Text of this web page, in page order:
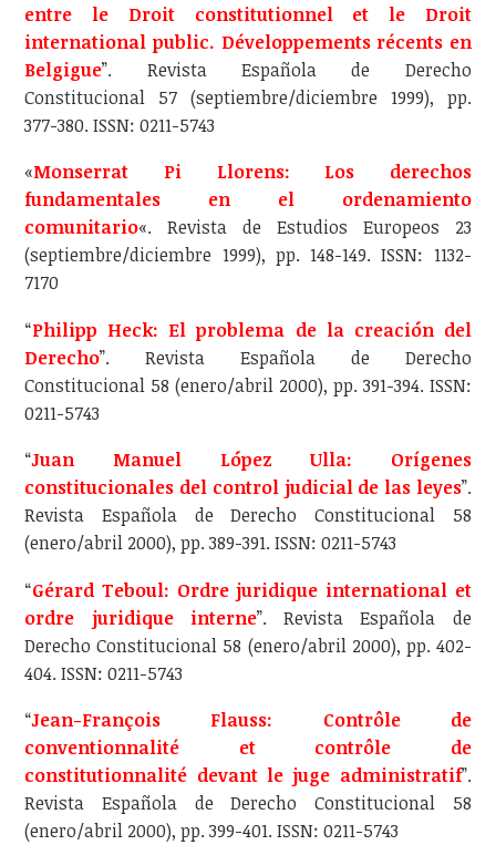
entre le Droit constitutionnel et le Droit
international public. Développements récents en
Belgigue”. Revista Española de Derecho
Constitucional 57 (septiembre/diciembre 1999), pp.
377-380. ISSN: 0211-5743
«Monserrat Pi Llorens: Los derechos
fundamentales en el ordenamiento
comunitario«. Revista de Estudios Europeos 23
(septiembre/diciembre 1999), pp. 148-149. ISSN: 1132-
7170
“Philipp Heck: El problema de la creación del
Derecho”. Revista Española de Derecho
Constitucional 58 (enero/abril 2000), pp. 391-394. ISSN:
0211-5743
“Juan Manuel López Ulla: Orígenes
constitucionales del control judicial de las leyes”.
Revista Española de Derecho Constitucional 58
(enero/abril 2000), pp. 389-391. ISSN: 0211-5743
“Gérard Teboul: Ordre juridique international et
ordre juridique interne”. Revista Española de
Derecho Constitucional 58 (enero/abril 2000), pp. 402-
404. ISSN: 0211-5743
“Jean-François Flauss: Contrôle de
conventionnalité et contrôle de
constitutionnalité devant le juge administratif”.
Revista Española de Derecho Constitucional 58
(enero/abril 2000), pp. 399-401. ISSN: 0211-5743